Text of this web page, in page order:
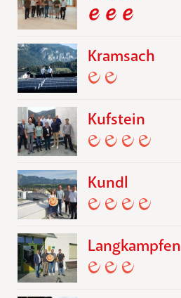
Kramsach
Kufstein
Kundl
Langkampfen